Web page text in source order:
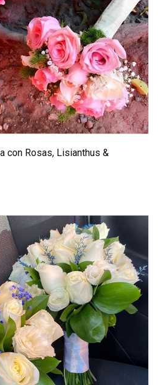
con Rosas, Lisianthus &